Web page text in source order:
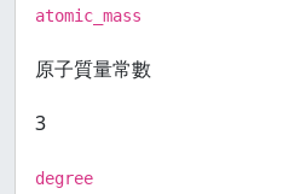
atomic_mass
原子質量常數
3
degree